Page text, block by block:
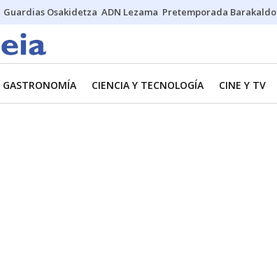
Guardias Osakidetza ADN Lezama Pretemporada Barakaldo
GASTRONOMÍA CIENCIA Y TECNOLOGÍA CINE Y TV